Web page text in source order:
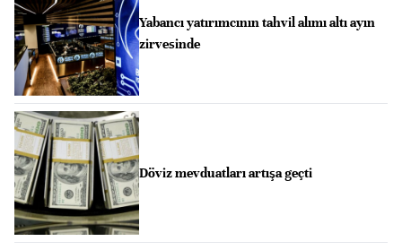
Yabancı yatırımcının tahvil alımı altı ayın
zirvesinde
Döviz mevduatları artışa geçti